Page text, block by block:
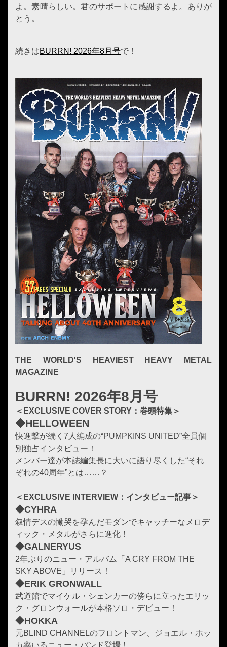
よ。素晴らしい。君のサポートに感謝するよ。ありが
とう。
続きはBURRN! 2026年8月号で！
THE WORLD'S HEAVIEST HEAVY METAL
MAGAZINE
BURRN! 2026年8月号
＜EXCLUSIVE COVER STORY：巻頭特集＞
◆HELLOWEEN
快進撃が続く7人編成の“PUMPKINS UNITED”全員個
別独占インタビュー！
メンバー達が本誌編集長に大いに語り尽くした“それ
ぞれの40周年”とは……？
＜EXCLUSIVE INTERVIEW：インタビュー記事＞
◆CYHRA
叙情デスの慟哭を孕んだモダンでキャッチーなメロデ
ィック・メタルがさらに進化！
◆GALNERYUS
2年ぶりのニュー・アルバム「A CRY FROM THE
SKY ABOVE」リリース！
◆ERIK GRONWALL
武道館でマイケル・シェンカーの傍らに立ったエリッ
ク・グロンウォールが本格ソロ・デビュー！
◆HOKKA
元BLIND CHANNELのフロントマン、ジョエル・ホッ
カ率いるニュー・バンド登場！